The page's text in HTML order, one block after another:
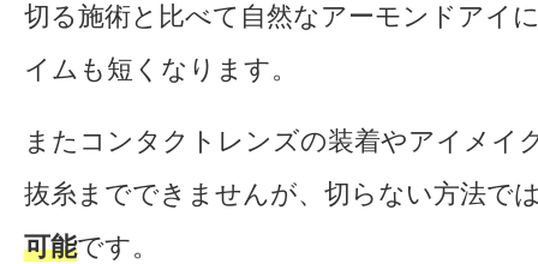
切る施術と比べて自然なアーモンドアイ
イムも短くなります。
またコンタクトレンズの装着やアイメイ
抜糸までできませんが、切らない方法で
可能です。